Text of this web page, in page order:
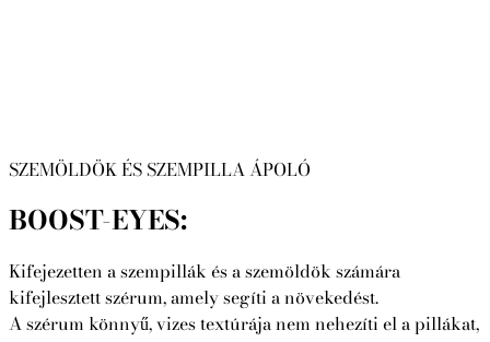
SZEMÖLDÖK ÉS SZEMPILLA ÁPOLÓ
BOOST-EYES:
Kifejezetten a szempillák és a szemöldök számára
kifejlesztett szérum, amely segíti a növekedést.
A szérum könnyű, vizes textúrája nem nehezíti el a pillákat,